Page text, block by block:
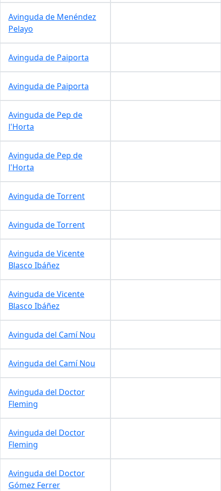
Avinguda de Menéndez
Pelayo
Avinguda de Paiporta
Avinguda de Paiporta
Avinguda de Pep de
l'Horta
Avinguda de Pep de
l'Horta
Avinguda de Torrent
Avinguda de Torrent
Avinguda de Vicente
Blasco Ibáñez
Avinguda de Vicente
Blasco Ibáñez
Avinguda del Camí Nou
Avinguda del Camí Nou
Avinguda del Doctor
Fleming
Avinguda del Doctor
Fleming
Avinguda del Doctor
Gómez Ferrer